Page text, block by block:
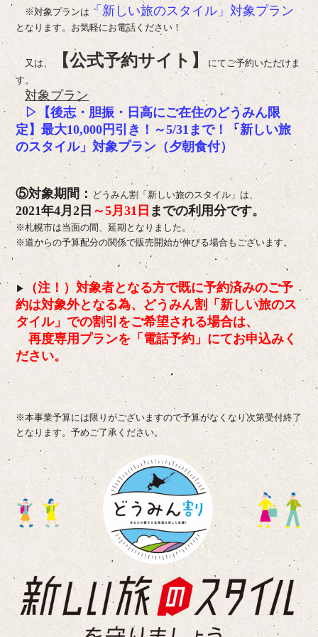
※対象プランは 「新しい旅のスタイル」対象プラン
となります。お気軽にお電話ください！
又は、 【公式予約サイト】
にてご予約いただけま
す。
対象プラン
▷
【後志・胆振・日高にご在住のどうみん限
定】最大10,000円引き！～5/31まで！
「新しい旅
のスタイル」対象プラン（夕朝食付）
⑤対象期間： どうみん割「新しい旅のスタイル」は、
2021年4月2日 ～5月31日 までの利用分です。
※札幌市は当面の間、延期となりました。
※道からの予算配分の関係で販売開始が伸びる場合もございます。
▶
（注！）対象者となる方で既に予約済みのご予
約は対象外となる為、どうみん割「新しい旅のス
タイル」での割引をご希望される場合は、
再度専用プランを「電話予約」にてお申込みく
ださい。
※本事業予算には限りがございますので予算がなくなり次第受付終了
となります。予めご了承ください。